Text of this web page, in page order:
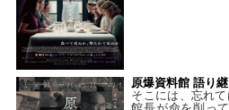
原爆資料館 語り
そこには、忘れ